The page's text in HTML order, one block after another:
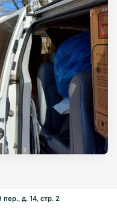
пер., д. 14, стр. 2